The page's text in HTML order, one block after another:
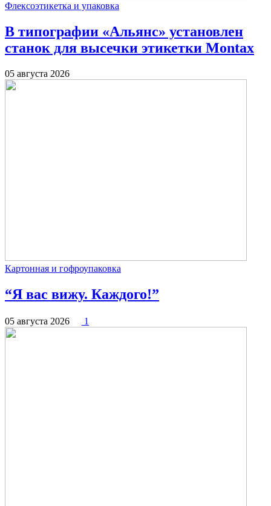
Флексоэтикетка и упаковка
В типографии «Альянс» установлен
станок для высечки этикетки Montax
05 августа 2026
Картонная и гофроупаковка
“Я вас вижу. Каждого!”
05 августа 2026 1